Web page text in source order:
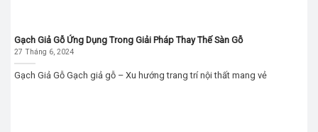
Gạch Giả Gỗ Ứng Dụng Trong Giải Pháp Thay Thế Sàn Gỗ
27 Tháng 6, 2024
Gạch Giả Gỗ Gạch giả gỗ – Xu hướng trang trí nội thất mang vẻ